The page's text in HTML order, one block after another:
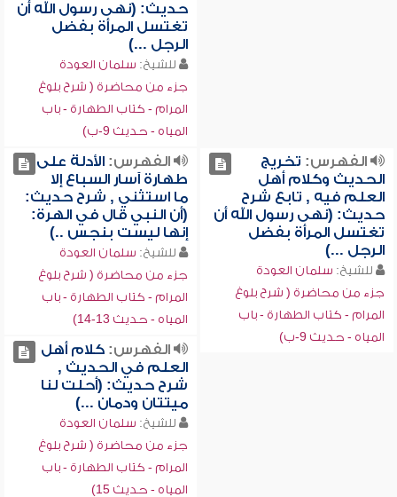
حديث: (نهى رسول الله أن
تغتسل المرأة بفضل
الرجل ...)
للشيخ: سلمان العودة
جزء من محاضرة ( شرح بلوغ
المرام - كتاب الطهارة - باب
المياه - حديث 9-ب)
الفهرس: تخريج
الحديث وكلام أهل
العلم فيه , تابع شرح
حديث: (نهى رسول الله أن
تغتسل المرأة بفضل
الرجل ...)
للشيخ: سلمان العودة
جزء من محاضرة ( شرح بلوغ
المرام - كتاب الطهارة - باب
المياه - حديث 9-ب)
الفهرس:الأدلة على
طهارة آسار السباع إلا
ما استثني , شرح حديث:
(أن النبي قال في الهرة:
إنها ليست بنجس ..)
للشيخ: سلمان العودة
جزء من محاضرة ( شرح بلوغ
المرام - كتاب الطهارة - باب
المياه - حديث 13-14)
الفهرس:كلام أهل
العلم في الحديث ,
شرح حديث: (أحلت لنا
ميتتان ودمان ...)
للشيخ: سلمان العودة
جزء من محاضرة ( شرح بلوغ
المرام - كتاب الطهارة - باب
المياه - حديث 15)